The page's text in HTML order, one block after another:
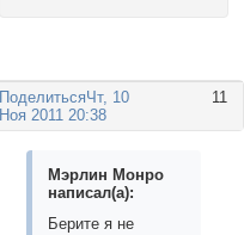
Поделиться 11
Чт, 10
Ноя 2011 20:38
Мэрлин Монро
написал(а):
Берите я не